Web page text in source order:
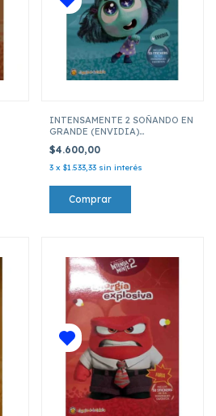
INTENSAMENTE 2 SOÑANDO EN
GRANDE (ENVIDIA)
$4.600,00
3 x $1.533,33 sin interés